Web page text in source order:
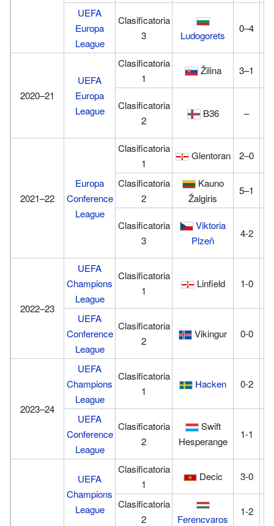
UEFA
Europa
League
Clasificatoria
3
Ludogorets
0–4
2020–21
UEFA
Europa
League
Clasificatoria
1
Žilina 3–1
Clasificatoria
2
B36 –
2021–22
Europa
Conference
League
Clasificatoria
1
Glentoran 2–0
Clasificatoria
2
Kauno
Žalgiris
5–1
Clasificatoria
3
Viktoria
Plzeň
4-2
2022–23
UEFA
Champions
League
Clasificatoria
1
Linfield 1-0
UEFA
Conference
League
Clasificatoria
2
Vikingur 0-0
2023–24
UEFA
Champions
League
Clasificatoria
1
Hacken 0-2
UEFA
Conference
League
Clasificatoria
2
Swift
Hesperange
1-1
UEFA
Champions
League
Clasificatoria
1
Decic 3-0
Clasificatoria
2
Ferencvaros
1-2